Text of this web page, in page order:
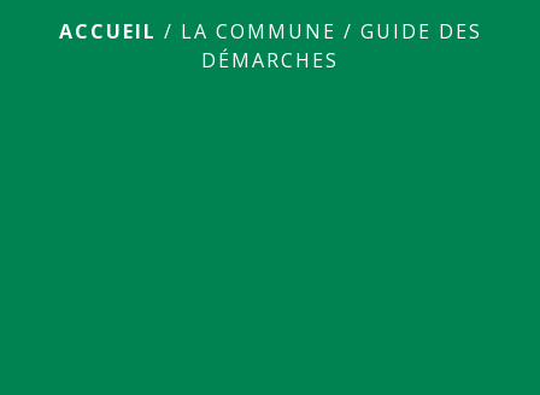
ACCUEIL / LA COMMUNE / GUIDE DES
DÉMARCHES